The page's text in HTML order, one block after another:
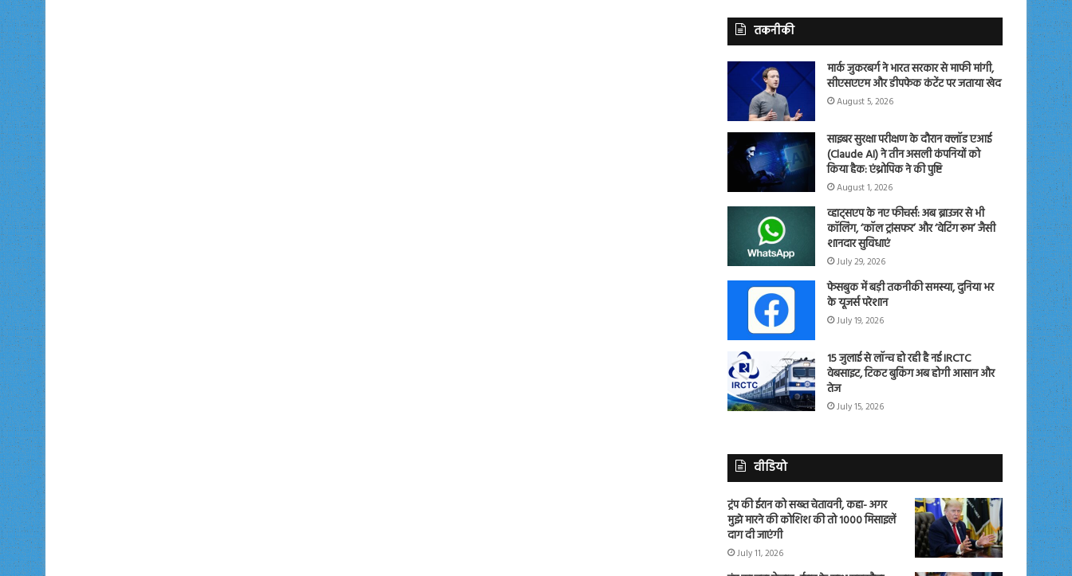
तकनीकी
मार्क जुकरबर्ग ने भारत सरकार से माफी मांगी,
सीएसएएम और डीपफेक कंटेंट पर जताया खेद
August 5, 2026
साइबर सुरक्षा परीक्षण के दौरान क्लॉड एआई
(Claude AI) ने तीन असली कंपनियों को
किया हैक: एंथ्रोपिक ने की पुष्टि
August 1, 2026
व्हाट्सएप के नए फीचर्स: अब ब्राउजर से भी
कॉलिंग, ‘कॉल ट्रांसफर’ और ‘वेटिंग रूम’ जैसी
शानदार सुविधाएं
July 29, 2026
फेसबुक में बड़ी तकनीकी समस्या, दुनिया भर
के यूजर्स परेशान
July 19, 2026
15 जुलाई से लॉन्च हो रही है नई IRCTC
वेबसाइट, टिकट बुकिंग अब होगी आसान और
तेज
July 15, 2026
वीडियो
ट्रंप की ईरान को सख्त चेतावनी, कहा- अगर
मुझे मारने की कोशिश की तो 1000 मिसाइलें
दाग दी जाएंगी
July 11, 2026